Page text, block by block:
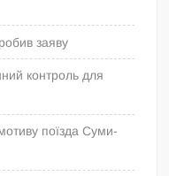
заяву
контроль для
поїзда Суми-